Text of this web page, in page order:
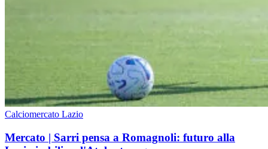
Calciomercato Lazio
Mercato | Sarri pensa a Romagnoli: futuro alla